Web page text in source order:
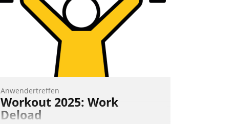
Anwendertreffen
Workout 2025: Work
Deload